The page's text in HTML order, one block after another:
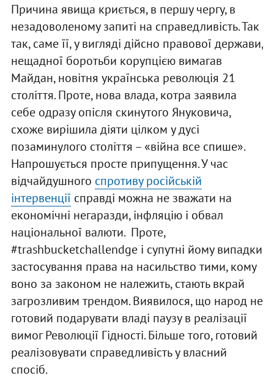
Причина явища криється, в першу чергу, в
незадоволеному запиті на справедливість. Так
так, саме її, у вигляді дійсно правової держави,
нещадної боротьби корупцією вимагав
Майдан, новітня українська революція 21
століття. Проте, нова влада, котра заявила
себе одразу опісля скинутого Януковича,
схоже вирішила діяти цілком у дусі
позаминулого століття – «війна все спише».
Напрошується просте припущення. У час
відчайдушного спротиву російській
інтервенції справді можна не зважати на
економічні негаразди, інфляцію і обвал
національної валюти. Проте,
#trashbucketchallendge і супутні йому випадки
застосування права на насильство тими, кому
воно за законом не належить, стають вкрай
загрозливим трендом. Виявилося, що народ не
готовий подарувати владі паузу в реалізації
вимог Революції Гідності. Більше того, готовий
реалізовувати справедливість у власний
спосіб.